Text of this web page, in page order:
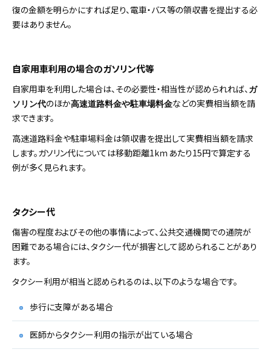
復の金額を明らかにすれば足り、電車・バス等の領収書を提出する必
要はありません。
自家用車利用の場合のガソリン代等
自家用車を利用した場合は、その必要性・相当性が認められれば、 ガ
ソリン代のほか高速道路料金や駐車場料金などの実費相当額を請
求できます。
高速道路料金や駐車場料金は領収書を提出して実費相当額を請求
します。ガソリン代については移動距離1kｍあたり15円で算定する
例が多く見られます。
タクシー代
傷害の程度およびその他の事情によって、公共交通機関での通院が
困難である場合には、タクシー代が損害として認められることがあり
ます。
タクシー利用が相当と認められるのは、以下のような場合です。
歩行に支障がある場合
医師からタクシー利用の指示が出ている場合